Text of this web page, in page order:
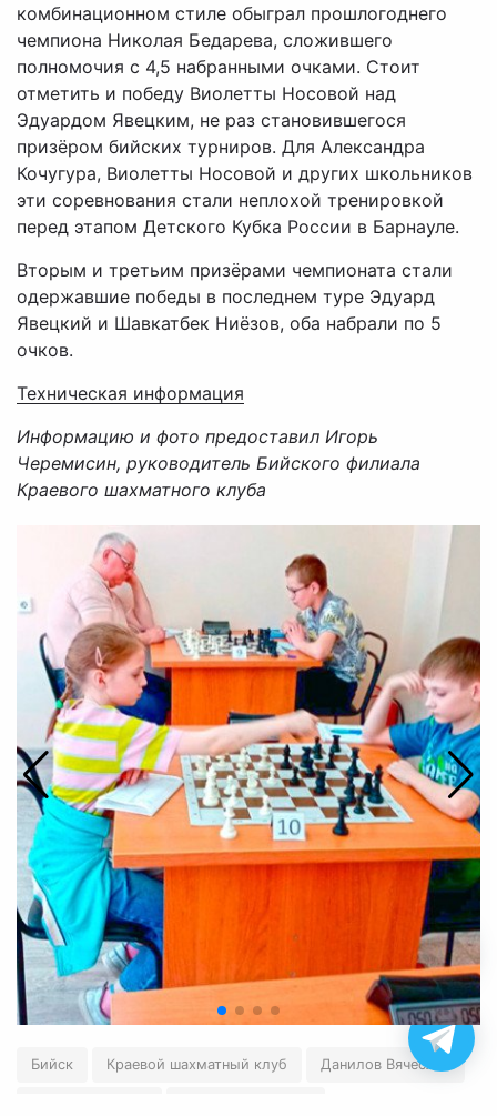
комбинационном стиле обыграл прошлогоднего
чемпиона Николая Бедарева, сложившего
полномочия с 4,5 набранными очками. Стоит
отметить и победу Виолетты Носовой над
Эдуардом Явецким, не раз становившегося
призёром бийских турниров. Для Александра
Кочугура, Виолетты Носовой и других школьников
эти соревнования стали неплохой тренировкой
перед этапом Детского Кубка России в Барнауле.
Вторым и третьим призёрами чемпионата стали
одержавшие победы в последнем туре Эдуард
Явецкий и Шавкатбек Ниёзов, оба набрали по 5
очков.
Техническая информация
Информацию и фото предоставил Игорь
Черемисин, руководитель Бийского филиала
Краевого шахматного клуба
Бийск Краевой шахматный клуб Данилов Вячеслав